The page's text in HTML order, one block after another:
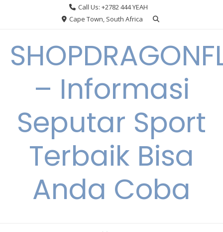
Call Us: +2782 444 YEAH
Cape Town, South Africa
– Informasi
Seputar Sport
Terbaik Bisa
Anda Coba